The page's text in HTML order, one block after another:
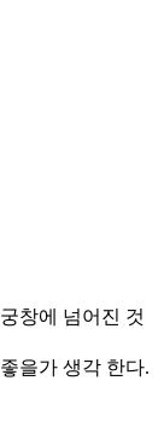
창에 넘어진 것
을가 생각 한다.